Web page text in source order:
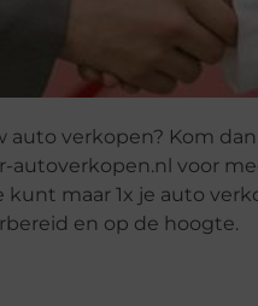
auto verkopen? Kom
autoverkopen.nl voor
kunt maar 1x je auto
en op de hoogte.